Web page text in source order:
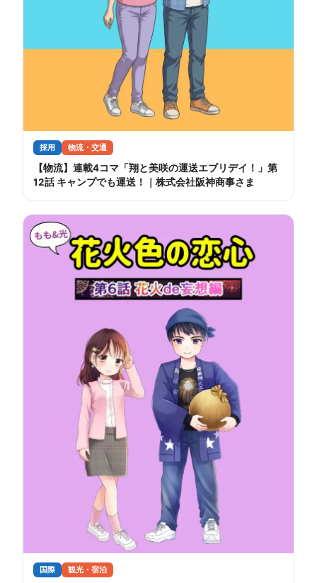
採用 物流・交通
【物流】連載4コマ「翔と美咲の運送エブリデイ！」第
12話 キャンプでも運送！｜株式会社阪神商事さま
国際 観光・宿泊